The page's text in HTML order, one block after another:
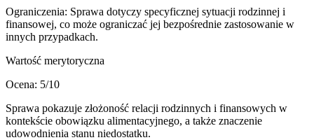
Ograniczenia: Sprawa dotyczy specyficznej sytuacji rodzinnej i
finansowej, co może ograniczać jej bezpośrednie zastosowanie w
innych przypadkach.
Wartość merytoryczna
Ocena: 5/10
Sprawa pokazuje złożoność relacji rodzinnych i finansowych w
kontekście obowiązku alimentacyjnego, a także znaczenie
udowodnienia stanu niedostatku.